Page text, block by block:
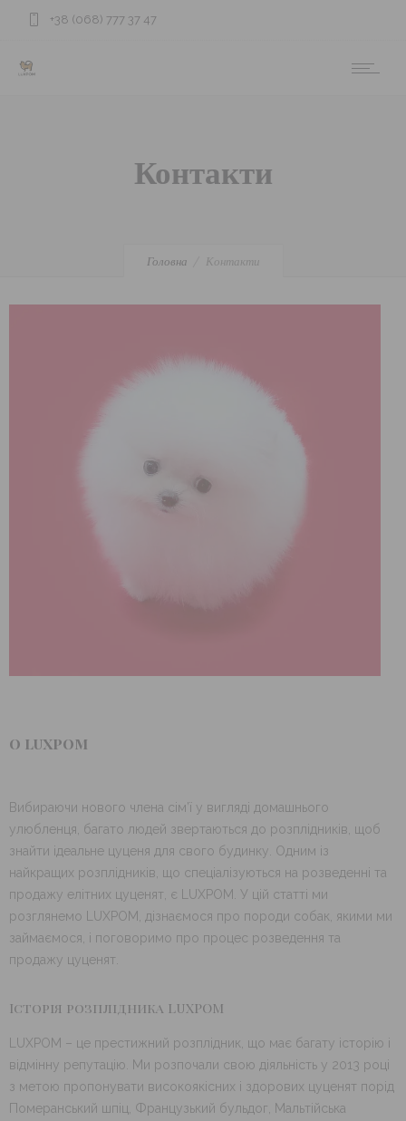
+38 (068) 777 37 47
Контакти
Головна Контакти
О LUXPOM
Вибираючи нового члена сім’ї у вигляді домашнього
улюбленця, багато людей звертаються до розплідників, щоб
знайти ідеальне цуценя для свого будинку. Одним із
найкращих розплідників, що спеціалізуються на розведенні та
продажу елітних цуценят, є LUXPOM. У цій статті ми
розглянемо LUXPOM, дізнаємося про породи собак, якими ми
займаємося, і поговоримо про процес розведення та
продажу цуценят.
Історія розплідника LUXPOM
LUXPOM – це престижний розплідник, що має багату історію і
відмінну репутацію. Ми розпочали свою діяльність у 2013 році
з метою пропонувати високоякісних і здорових цуценят порід
Померанський шпіц, Французький бульдог, Мальтійська